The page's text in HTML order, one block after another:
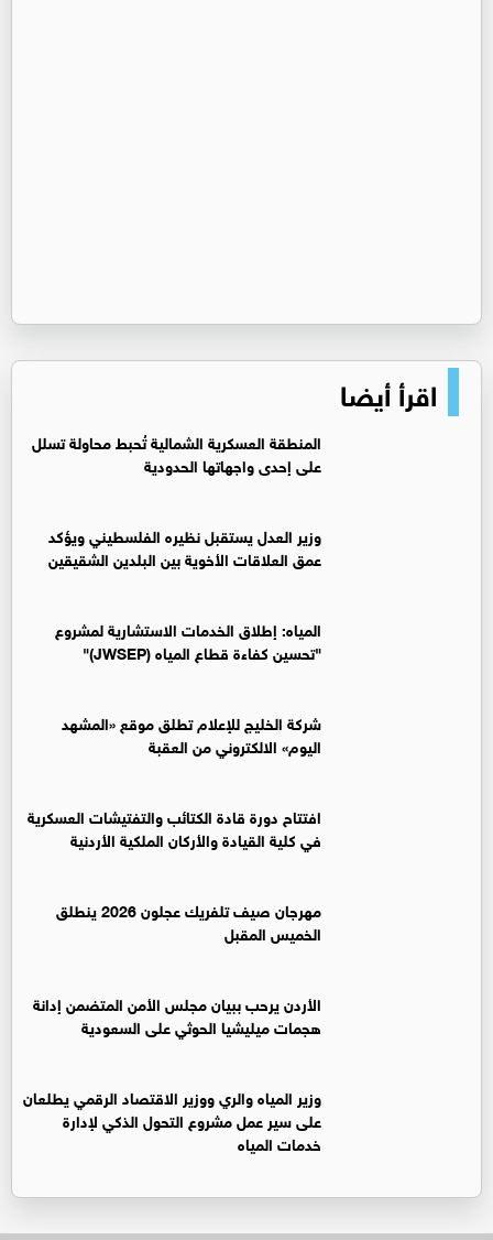
اقرأ أيضا
المنطقة العسكرية الشمالية تُحبط محاولة تسلل
على إحدى واجهاتها الحدودية
وزير العدل يستقبل نظيره الفلسطيني ويؤكد
عمق العلاقات الأخوية بين البلدين الشقيقين
المياه: إطلاق الخدمات الاستشارية لمشروع
"تحسين كفاءة قطاع المياه (JWSEP)"
شركة الخليج للإعلام تطلق موقع «المشهد
اليوم» الالكتروني من العقبة
افتتاح دورة قادة الكتائب والتفتيشات العسكرية
في كلية القيادة والأركان الملكية الأردنية
مهرجان صيف تلفريك عجلون 2026 ينطلق
الخميس المقبل
الأردن يرحب ببيان مجلس الأمن المتضمن إدانة
هجمات ميليشيا الحوثي على السعودية
وزير المياه والري ووزير الاقتصاد الرقمي يطلعان
على سير عمل مشروع التحول الذكي لإدارة
خدمات المياه